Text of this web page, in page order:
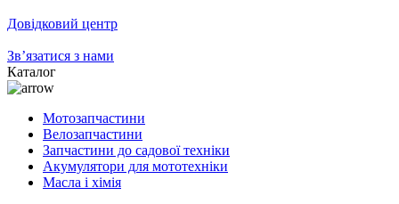
Довідковий центр
Зв’язатися з нами
Каталог
Мотозапчастини
Велозапчастини
Запчастини до садової техніки
Акумулятори для мототехніки
Масла і хімія